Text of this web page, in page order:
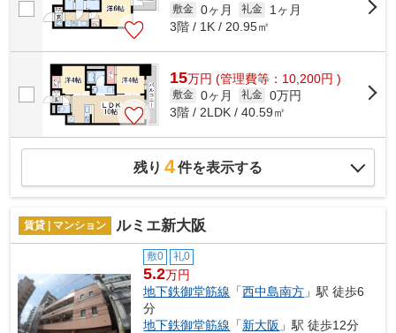
敷金 0ヶ月 礼金
1ヶ月
3階 / 1K / 20.95㎡
15万円 (管理費等：10,200円 )
敷金 0ヶ月 礼金 0万円
3階 / 2LDK / 40.59㎡
残り 4件を表示する
賃貸 | マンション ルミエ新大阪
敷0 礼0
5.2万円
地下鉄御堂筋線 「西中島南方 」駅 徒歩6
分
地下鉄御堂筋線 「新大阪 」駅 徒歩12分